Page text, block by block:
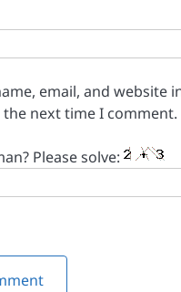
email, and website
next time I comment.
Please solve: